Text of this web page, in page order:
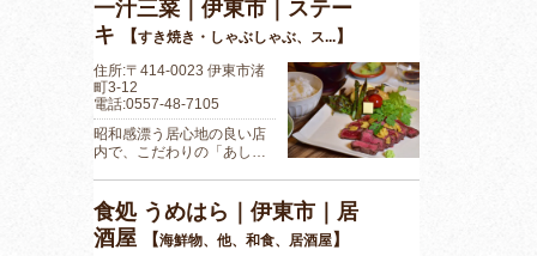
一汁三菜｜伊東市｜ステー
キ
【すき焼き・しゃぶしゃぶ、ス...】
住所:〒414-0023 伊東市渚
町3-12
電話:0557-48-7105
昭和感漂う居心地の良い店
内で、こだわりの「あし…
食処 うめはら｜伊東市｜居
酒屋
【海鮮物、他、和食、居酒屋】